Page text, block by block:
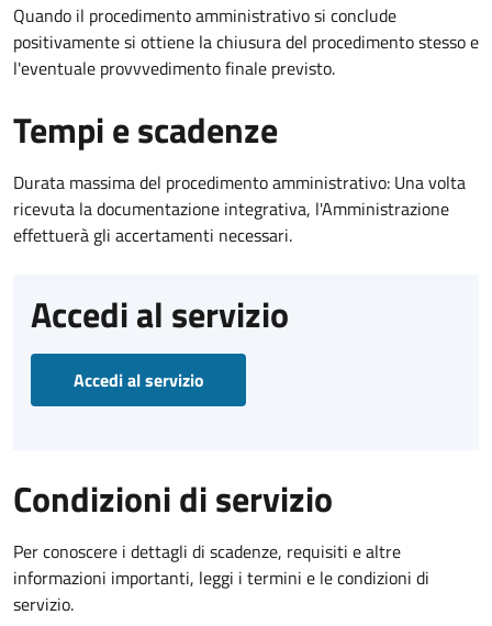
Quando il procedimento amministrativo si conclude
positivamente si ottiene la chiusura del procedimento stesso e
l'eventuale provvvedimento finale previsto.
Tempi e scadenze
Durata massima del procedimento amministrativo: Una volta
ricevuta la documentazione integrativa, l'Amministrazione
effettuerà gli accertamenti necessari.
Accedi al servizio
Accedi al servizio
Condizioni di servizio
Per conoscere i dettagli di scadenze, requisiti e altre
informazioni importanti, leggi i termini e le condizioni di
servizio.